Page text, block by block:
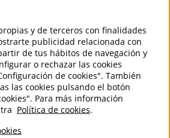
90€
Ver más
y de terceros con finalidades
publicidad relacionada con
de tus hábitos de navegación y
o rechazar las cookies
de cookies". También
las cookies pulsando el botón
Para más información
Política de cookies.